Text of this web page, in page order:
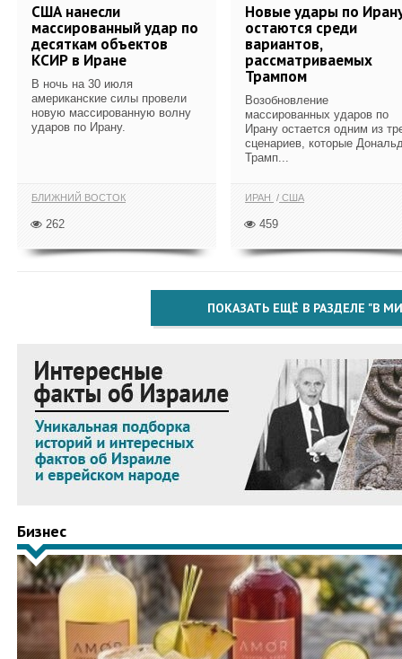
США нанесли
массированный удар по
десяткам объектов
КСИР в Иране
В ночь на 30 июля
американские силы провели
новую массированную волну
ударов по Ирану.
БЛИЖНИЙ ВОСТОК
262
Новые удары по
остаются среди
вариантов,
рассматриваемых
Трампом
Возобновление
массированных ударов по
Ирану остается одним из
сценариев, которые
Трамп...
ИРАН США
459
ПОКАЗАТЬ ЕЩЁ В РАЗДЕЛЕ "В
Бизнес